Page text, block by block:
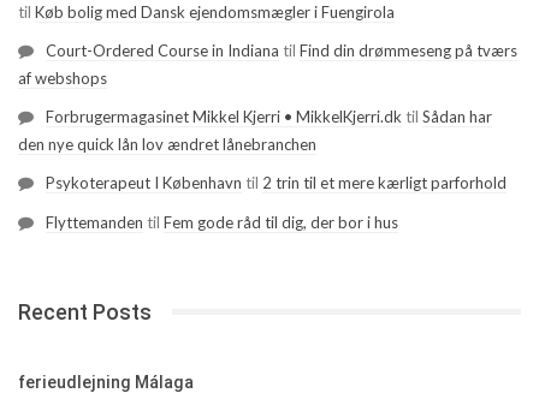
til Køb bolig med Dansk ejendomsmægler i Fuengirola
Court-Ordered Course in Indiana til Find din drømmeseng på tværs
af webshops
Forbrugermagasinet Mikkel Kjerri • MikkelKjerri.dk til Sådan har
den nye quick lån lov ændret lånebranchen
Psykoterapeut I København til 2 trin til et mere kærligt parforhold
Flyttemanden til Fem gode råd til dig, der bor i hus
Recent Posts
ferieudlejning Málaga